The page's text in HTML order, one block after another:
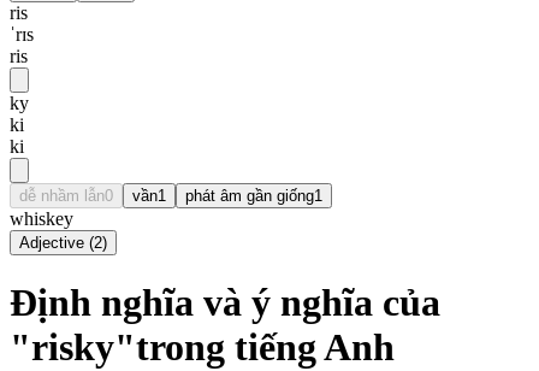
ris
ˈrɪs
ris
ky
ki
ki
dễ nhầm lẫn0 vần1 phát âm gần giống1
whiskey
Adjective (2)
Định nghĩa và ý nghĩa của
"risky"trong tiếng Anh